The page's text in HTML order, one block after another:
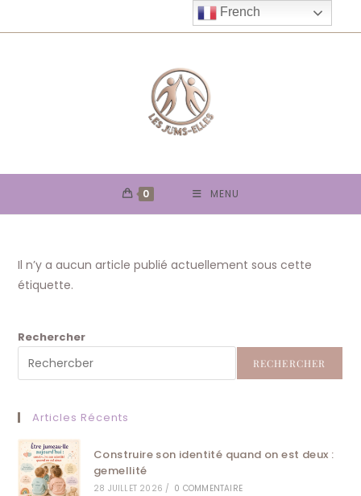
to
0 MENU
Il n’y a aucun article publié actuellement sous cette
étiquette.
Rechercher
RECHERCHER
Articles Récents
Construire son identité quand on est deux :
gemellité
28 JUILLET 2026 / 0 COMMENTAIRE
French